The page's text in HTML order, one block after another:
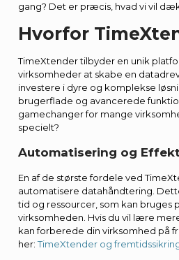
gang? Det er præcis, hvad vi vil
Hvorfor
TimeXtender tilbyder en unik
virksomheder at skabe en
investere i dyre og komplekse
brugerflade og avancerede
gamechanger for mange
specielt?
Automatisering og
En af de største fordele ved
automatisere datahåndtering.
tid og ressourcer, som kan bruges
virksomheden. Hvis du vil lære
kan forberede din virksomhed på
her:TimeXtender og